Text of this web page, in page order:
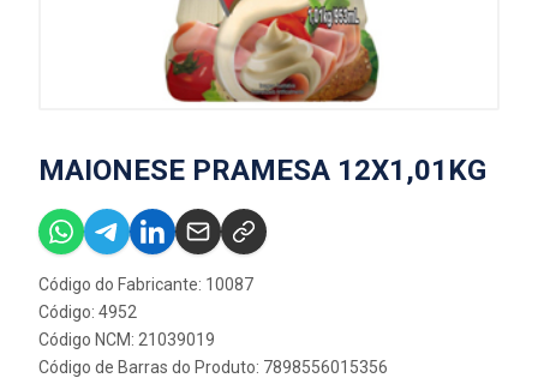
MAIONESE PRAMESA 12X1,01KG
Código do Fabricante: 10087
Código: 4952
Código NCM: 21039019
Código de Barras do Produto: 7898556015356